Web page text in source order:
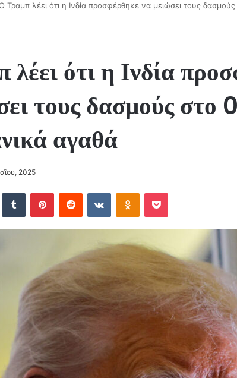
Τραμπ λέει ότι η Ινδία προσφέρθηκε να μειώσει τους δασμούς
ότι η Ινδία
τους δασμούς στο
αγαθά
2025
Tumblr PinterestReddit VKontakteOdnoklassniki
Pocket